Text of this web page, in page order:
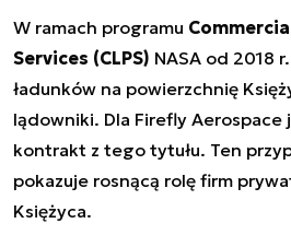
W ramach programu
Services (CLPS) NASA od 2018
ładunków na powierzchnię
lądowniki. Dla Firefly
kontrakt z tego tytułu. Ten
pokazuje rosnącą rolę firm
Księżyca.